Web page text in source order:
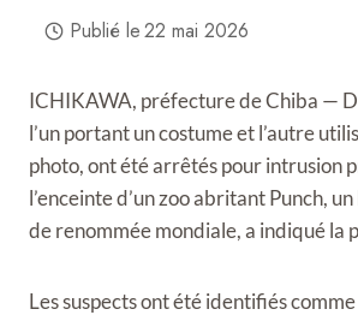
Publié le22 mai 2026
ICHIKAWA, préfecture de Chiba —
l’un portant un costume et l’autre
photo, ont été arrêtés pour intrusion
l’enceinte d’un zoo abritant Punch,
de renommée mondiale, a indiqué la
Les suspects ont été identifiés